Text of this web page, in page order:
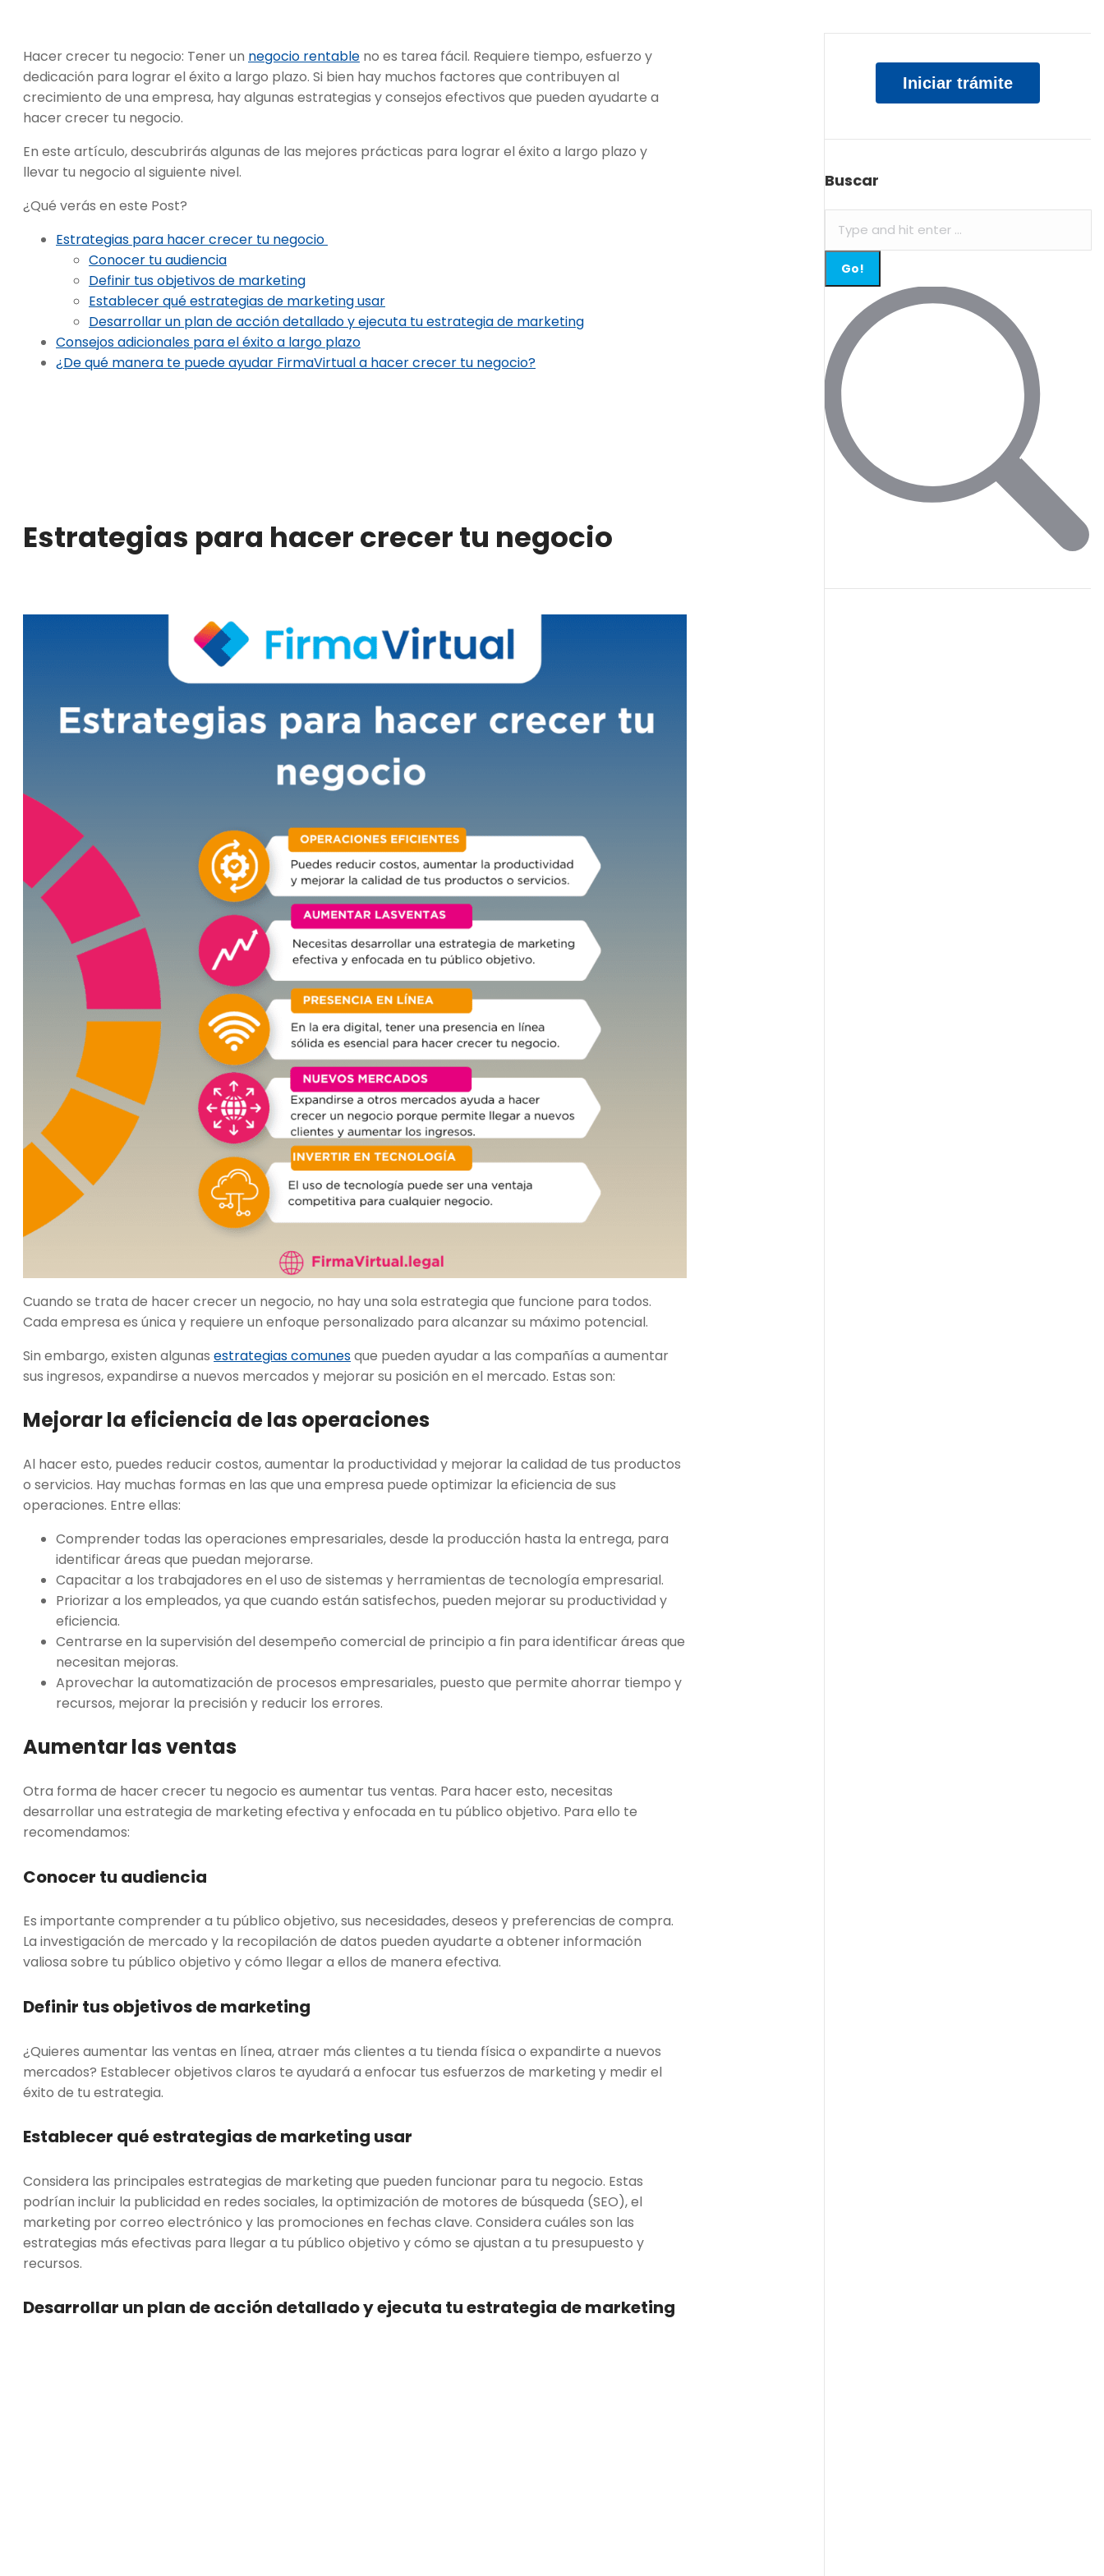
Hacer crecer tu negocio: Tener un negocio rentable no es tarea fácil. Requiere tiempo, esfuerzo y
dedicación para lograr el éxito a largo plazo. Si bien hay muchos factores que contribuyen al
crecimiento de una empresa, hay algunas estrategias y consejos efectivos que pueden ayudarte a
hacer crecer tu negocio.
En este artículo, descubrirás algunas de las mejores prácticas para lograr el éxito a largo plazo y
llevar tu negocio al siguiente nivel.
¿Qué verás en este Post?
Estrategias para hacer crecer tu negocio
Conocer tu audiencia
Definir tus objetivos de marketing
Establecer qué estrategias de marketing usar
Desarrollar un plan de acción detallado y ejecuta tu estrategia de marketing
Consejos adicionales para el éxito a largo plazo
¿De qué manera te puede ayudar FirmaVirtual a hacer crecer tu negocio?
Estrategias para hacer crecer tu negocio
Cuando se trata de hacer crecer un negocio, no hay una sola estrategia que funcione para todos.
Cada empresa es única y requiere un enfoque personalizado para alcanzar su máximo potencial.
Sin embargo, existen algunas estrategias comunesque pueden ayudar a las compañías a aumentar
sus ingresos, expandirse a nuevos mercados y mejorar su posición en el mercado. Estas son:
Mejorar la eficiencia de las operaciones
Al hacer esto, puedes reducir costos, aumentar la productividad y mejorar la calidad de tus productos
o servicios. Hay muchas formas en las que una empresa puede optimizar la eficiencia de sus
operaciones. Entre ellas:
Comprender todas las operaciones empresariales, desde la producción hasta la entrega, para
identificar áreas que puedan mejorarse.
Capacitar a los trabajadores en el uso de sistemas y herramientas de tecnología empresarial.
Priorizar a los empleados, ya que cuando están satisfechos, pueden mejorar su productividad y
eficiencia.
Centrarse en la supervisión del desempeño comercial de principio a fin para identificar áreas que
necesitan mejoras.
Aprovechar la automatización de procesos empresariales, puesto que permite ahorrar tiempo y
recursos, mejorar la precisión y reducir los errores.
Aumentar las ventas
Otra forma de hacer crecer tu negocio es aumentar tus ventas. Para hacer esto, necesitas
desarrollar una estrategia de marketing efectiva y enfocada en tu público objetivo. Para ello te
recomendamos:
Conocer tu audiencia
Es importante comprender a tu público objetivo, sus necesidades, deseos y preferencias de compra.
La investigación de mercado y la recopilación de datos pueden ayudarte a obtener información
valiosa sobre tu público objetivo y cómo llegar a ellos de manera efectiva.
Definir tus objetivos de marketing
¿Quieres aumentar las ventas en línea, atraer más clientes a tu tienda física o expandirte a nuevos
mercados? Establecer objetivos claros te ayudará a enfocar tus esfuerzos de marketing y medir el
éxito de tu estrategia.
Establecer qué estrategias de marketing usar
Considera las principales estrategias de marketing que pueden funcionar para tu negocio. Estas
podrían incluir la publicidad en redes sociales, la optimización de motores de búsqueda (SEO), el
marketing por correo electrónico y las promociones en fechas clave. Considera cuáles son las
estrategias más efectivas para llegar a tu público objetivo y cómo se ajustan a tu presupuesto y
recursos.
Desarrollar un plan de acción detallado y ejecuta tu estrategia de marketing
Iniciar trámite
Buscar